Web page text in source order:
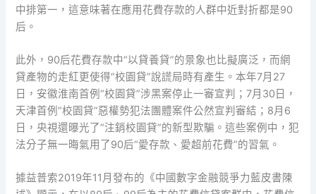
中排第一，這意味著在應用花費存款的人群中近對折都是90
后。
此外，90后花費存款中“以貸養貸”的景象也比擬廣泛，而網
貸產物的走紅更使得“校園貸”說謊局時有產生。本年7月27
日，安徽淮南首例“校園貸”涉黑案停止一審宣判；7月30日，
天津首例“校園貸”惡權勢犯法團體案件公然宣判審結；8月6
日，央視還曝光了“注銷校園貸”的新型欺騙。這些案例中，犯
法分子無一晦氣用了90后“愛存款、愛超前花費”的習氣。
據益普索2019年11月發布的《中國數字金融競爭力藍皮書陳